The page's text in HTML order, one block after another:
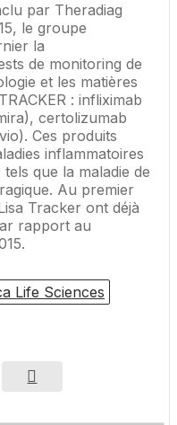
par Theradiag
le groupe
la
de monitoring de
et les matières
: infliximab
certolizumab
Ces produits
inflammatoires
que la maladie de
Au premier
Tracker ont déjà
rapport au
Life Sciences